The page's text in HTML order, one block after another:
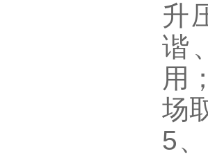
升
谐
用
场
5